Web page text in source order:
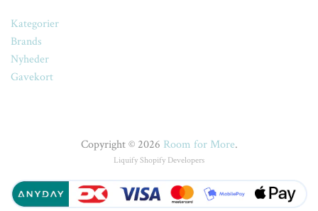
Kategorier
Brands
Nyheder
Gavekort
Copyright © 2026 Room for More.
Liquify Shopify Developers